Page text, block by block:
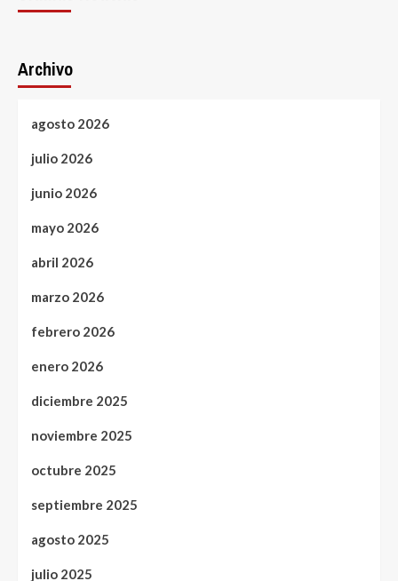
Archivo
agosto 2026
julio 2026
junio 2026
mayo 2026
abril 2026
marzo 2026
febrero 2026
enero 2026
diciembre 2025
noviembre 2025
octubre 2025
septiembre 2025
agosto 2025
julio 2025